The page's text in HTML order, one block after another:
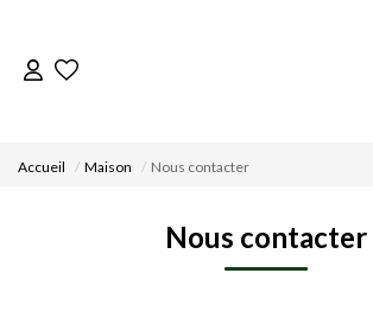
VENDRE UN BIEN
Accueil Maison Nous contacter
Nous contacter